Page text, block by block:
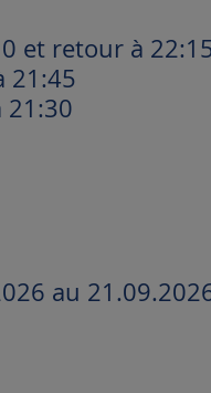
et retour à
21:45
21:30
au